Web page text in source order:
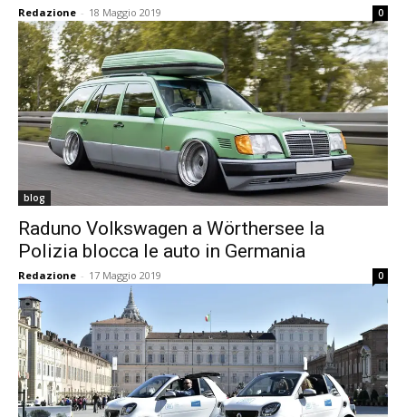
Redazione - 18 Maggio 2019 0
blog
Raduno Volkswagen a Wörthersee la
Polizia blocca le auto in Germania
Redazione - 17 Maggio 2019 0